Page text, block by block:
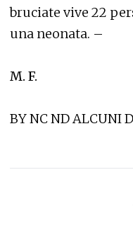
bruciate vive 22
una neonata. –
M. F.
BY NC ND ALCUNI